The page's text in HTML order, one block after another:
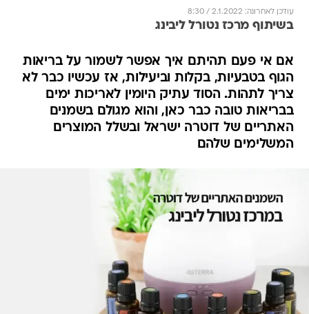
עודכן לאחרונה: 2.1.2022 / 8:30
בשיתוף מרכז נטורל ליבינג
אם אי פעם תהיתם איך אפשר לשמור על בריאות
הגוף בטבעיות, בקלות וביעילות, אז עכשיו כבר לא
צריך לתהות. הסוד עתיק היומין לאריכות ימים
בבריאות טובה כבר כאן, והוא מגולם בשמנים
האתריים של דוטרה ישראל ובשלל המוצרים
המשלימים שלהם